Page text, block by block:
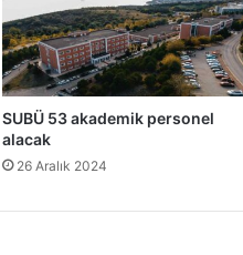
SUBÜ 53 akademik personel
alacak
26 Aralık 2024